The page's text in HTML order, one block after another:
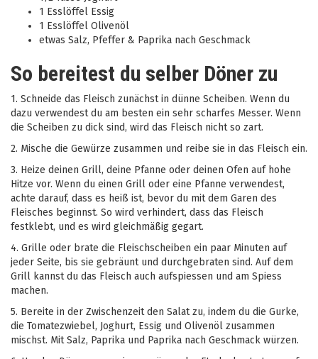
1 Esslöffel Essig
1 Esslöffel Olivenöl
etwas Salz, Pfeffer & Paprika nach Geschmack
So bereitest du selber Döner zu
1. Schneide das Fleisch zunächst in dünne Scheiben. Wenn du
dazu verwendest du am besten ein sehr scharfes Messer. Wenn
die Scheiben zu dick sind, wird das Fleisch nicht so zart.
2. Mische die Gewürze zusammen und reibe sie in das Fleisch ein.
3. Heize deinen Grill, deine Pfanne oder deinen Ofen auf hohe
Hitze vor. Wenn du einen Grill oder eine Pfanne verwendest,
achte darauf, dass es heiß ist, bevor du mit dem Garen des
Fleisches beginnst. So wird verhindert, dass das Fleisch
festklebt, und es wird gleichmäßig gegart.
4. Grille oder brate die Fleischscheiben ein paar Minuten auf
jeder Seite, bis sie gebräunt und durchgebraten sind. Auf dem
Grill kannst du das Fleisch auch aufspiessen und am Spiess
machen.
5. Bereite in der Zwischenzeit den Salat zu, indem du die Gurke,
die Tomatezwiebel, Joghurt, Essig und Olivenöl zusammen
mischst. Mit Salz, Paprika und Paprika nach Geschmack würzen.